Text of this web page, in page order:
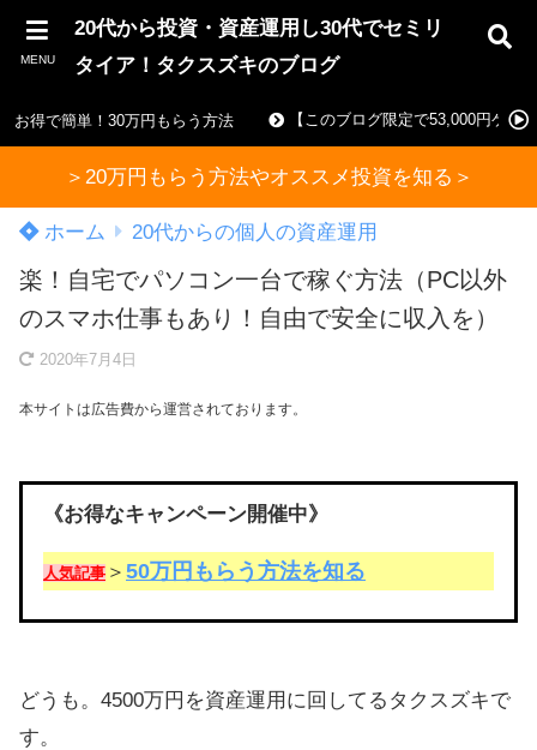
MENU
20代から投資・資産運用し30代でセミリ
タイア！タクスズキのブログ
お得で簡単！30万円もらう方法 【このブログ限定で53,000円ゲッ
＞20万円もらう方法やオススメ投資を知る＞
ホーム 20代からの個人の資産運用
楽！自宅でパソコン一台で稼ぐ方法（PC以外
のスマホ仕事もあり！自由で安全に収入を）
2020年7月4日
本サイトは広告費から運営されております。
《お得なキャンペーン開催中》
人気記事 ＞ 50万円もらう方法を知る
どうも。4500万円を資産運用に回してるタクスズキで
す。